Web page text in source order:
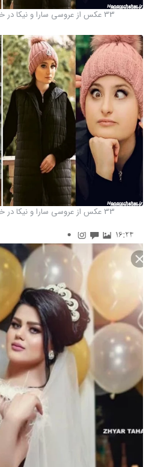
33 عکس از عروسی سارا و نیکا در خارج لحظات به یاد ماندنی
33 عکس از عروسی سارا و نیکا در خارج لحظات به یاد ماندنی